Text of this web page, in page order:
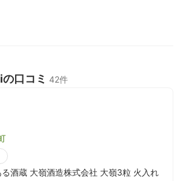
口コミ 42件
酒蔵 大嶺酒造株式会社 大嶺3粒 火入れ